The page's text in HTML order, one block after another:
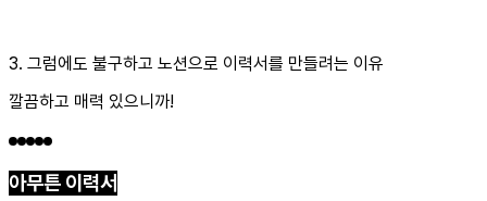
3. 그럼에도 불구하고 노션으로 이력서를 만들려는 이유
깔끔하고 매력 있으니까!
아무튼 이력서